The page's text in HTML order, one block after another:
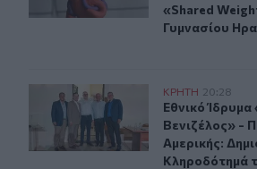
«Shared
Γυμνασίου
Εθνικό Ίδρυμα «Ελευθέριος Κ.
ΚΡΗΤΗ 20:28
Εθνικό
Εθνικό
Βενιζέλος» -
Αμερικής:
Κληροδότημά